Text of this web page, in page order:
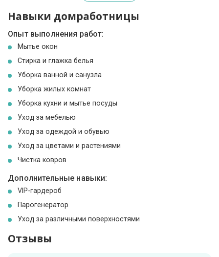
Навыки домработницы
Опыт выполнения работ:
Мытье окон
Стирка и глажка белья
Уборка ванной и санузла
Уборка жилых комнат
Уборка кухни и мытье посуды
Уход за мебелью
Уход за одеждой и обувью
Уход за цветами и растениями
Чистка ковров
Дополнительные навыки:
VIP-гардероб
Парогенератор
Уход за различными поверхностями
Отзывы